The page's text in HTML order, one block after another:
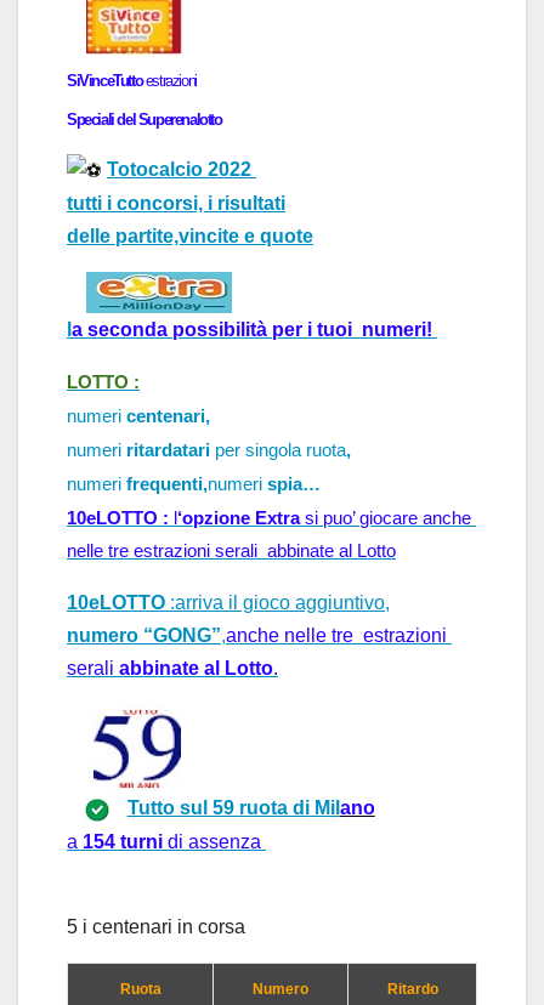
SiVinceTuttoestrazioni
Speciali del Superenalotto
Totocalcio 2022
tutti i concorsi, i risultati
delle partite,vincite e quote
a seconda possibilità per i tuoi  numeri!
LOTTO :
numeri centenari,
numeri ritardatari per singola ruota,
numeri frequenti,numeri spia…
10eLOTTO : l‘opzione Extra si puo’ giocare anche
nelle tre estrazioni serali  abbinate al Lotto
10eLOTTO :arriva il gioco aggiuntivo,
numero “GONG”,anche nelle tre  estrazioni
serali abbinate al Lotto.
Tutto sul 59 ruota diMil ano
a 154 turni di assenza
5 i centenari in corsa
Ruota Numero Ritardo